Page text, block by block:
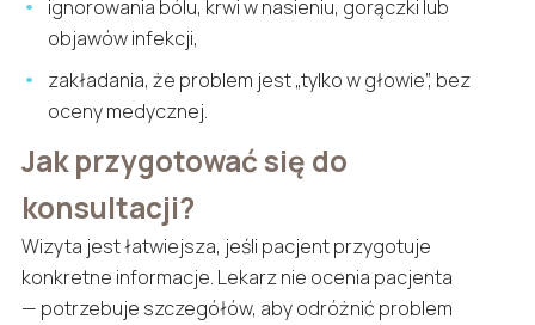
ignorowania bólu, krwi w nasieniu, gorączki lub
objawów infekcji,
zakładania, że problem jest „tylko w głowie”, bez
oceny medycznej.
Jak przygotować się do
konsultacji?
Wizyta jest łatwiejsza, jeśli pacjent przygotuje
konkretne informacje. Lekarz nie ocenia pacjenta
— potrzebuje szczegółów, aby odróżnić problem